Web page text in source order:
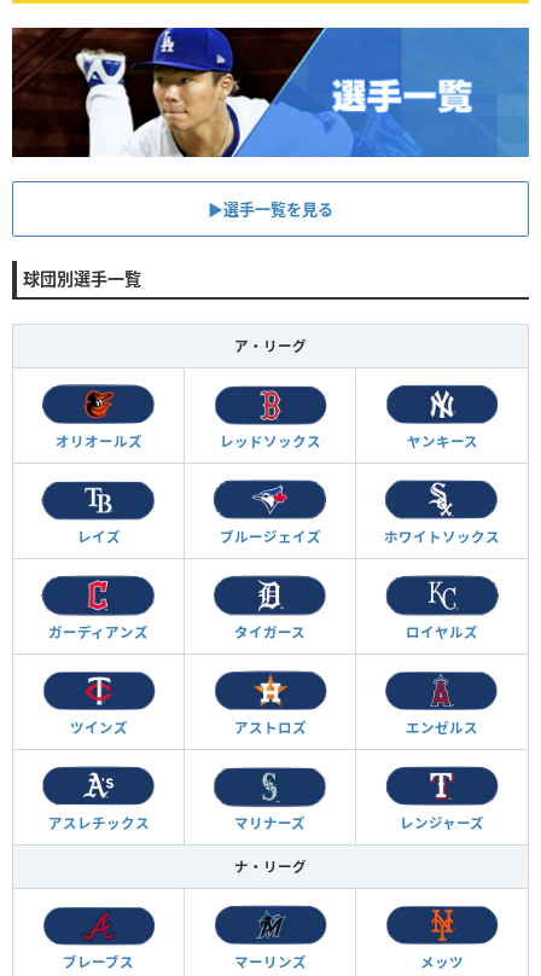
▶︎選手一覧を見る
球団別選手一覧
ア・リーグ
オリオールズ レッドソックス ヤンキース
レイズ ブルージェイズ ホワイトソックス
ガーディアンズ タイガース ロイヤルズ
ツインズ アストロズ エンゼルス
アスレチックス マリナーズ レンジャーズ
ナ・リーグ
ブレーブス マーリンズ メッツ